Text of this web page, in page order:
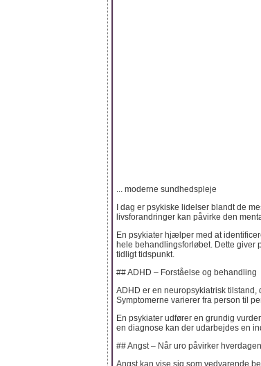
... moderne sundhedspleje
I dag er psykiske lidelser blandt de
livsforandringer kan påvirke den
En psykiater hjælper med at
hele behandlingsforløbet. Dette giver
tidligt tidspunkt.
## ADHD – Forståelse og behandling
ADHD er en neuropsykiatrisk
Symptomerne varierer fra person til
En psykiater udfører en grundig
en diagnose kan der udarbejdes en
## Angst – Når uro påvirker hverdagen
Angst kan vise sig som vedvarende